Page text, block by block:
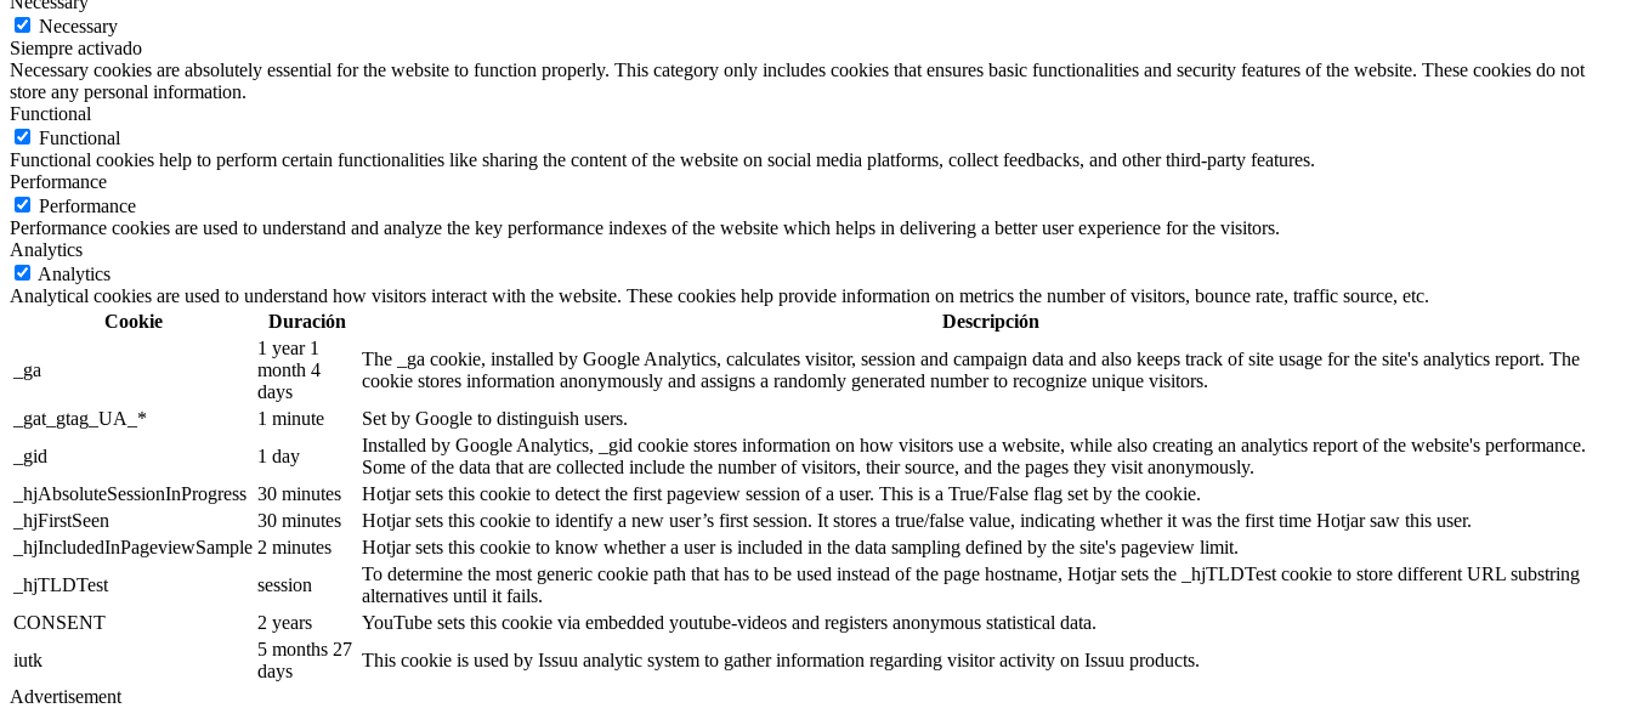
Necessary
Siempre activado
Necessary cookies are absolutely essential for the website to function properly. This category only includes cookies that ensures basic functionalities and security features of the website. These cookies do not
store any personal information.
Functional
Functional
Functional cookies help to perform certain functionalities like sharing the content of the website on social media platforms, collect feedbacks, and other third-party features.
Performance
Performance
Performance cookies are used to understand and analyze the key performance indexes of the website which helps in delivering a better user experience for the visitors.
Analytics
Analytics
Analytical cookies are used to understand how visitors interact with the website. These cookies help provide information on metrics the number of visitors, bounce rate, traffic source, etc.
Cookie
Duración Descripción
_ga
1 year 1
month 4
days
The _ga cookie, installed by Google Analytics, calculates visitor, session and campaign data and also keeps track of site usage for the site's analytics report. The
cookie stores information anonymously and assigns a randomly generated number to recognize unique visitors.
_gat_gtag_UA_*
1 minute
Set by Google to distinguish users.
_gid
1 day
Installed by Google Analytics, _gid cookie stores information on how visitors use a website, while also creating an analytics report of the website's performance.
Some of the data that are collected include the number of visitors, their source, and the pages they visit anonymously.
_hjAbsoluteSessionInProgress 30 minutes
Hotjar sets this cookie to detect the first pageview session of a user. This is a True/False flag set by the cookie.
_hjFirstSeen
30 minutes
Hotjar sets this cookie to identify a new user’s first session. It stores a true/false value, indicating whether it was the first time Hotjar saw this user.
_hjIncludedInPageviewSample 2 minutes
Hotjar sets this cookie to know whether a user is included in the data sampling defined by the site's pageview limit.
_hjTLDTest
session
To determine the most generic cookie path that has to be used instead of the page hostname, Hotjar sets the _hjTLDTest cookie to store different URL substring
alternatives until it fails.
CONSENT
2 years
YouTube sets this cookie via embedded youtube-videos and registers anonymous statistical data.
iutk
5 months 27
days
This cookie is used by Issuu analytic system to gather information regarding visitor activity on Issuu products.
Advertisement